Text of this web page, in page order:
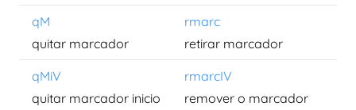
qM
rmarc
quitar marcador
retirar marcador
qMiV
rmarcIV
quitar marcador inicio
remover o marcador